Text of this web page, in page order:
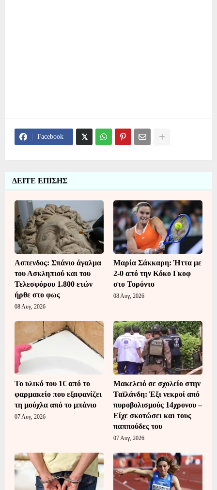
Facebook
ΔΕΙΤΕ ΕΠΙΣΗΣ
Ασπενδος: Σπάνιο άγαλμα
του Ασκληπιού και του
Τελεσφόρου 1.800 ετών
ήρθε στο φως
08 Αυγ, 2026
Μαρία Σάκκαρη: Ήττα με
2-0 από την Κόκο Γκοφ
στο Τορόντο
08 Αυγ, 2026
Το υλικό του 1€ από το
φαρμακείο που εξαφανίζει
τη μούχλα από το μπάνιο
07 Αυγ, 2026
Μακελειό σε σχολείο στην
Ταϊλάνδη: Έξι νεκροί από
πυροβολισμούς 14χρονου –
Είχε σκοτώσει και τους
παππούδες του
07 Αυγ, 2026